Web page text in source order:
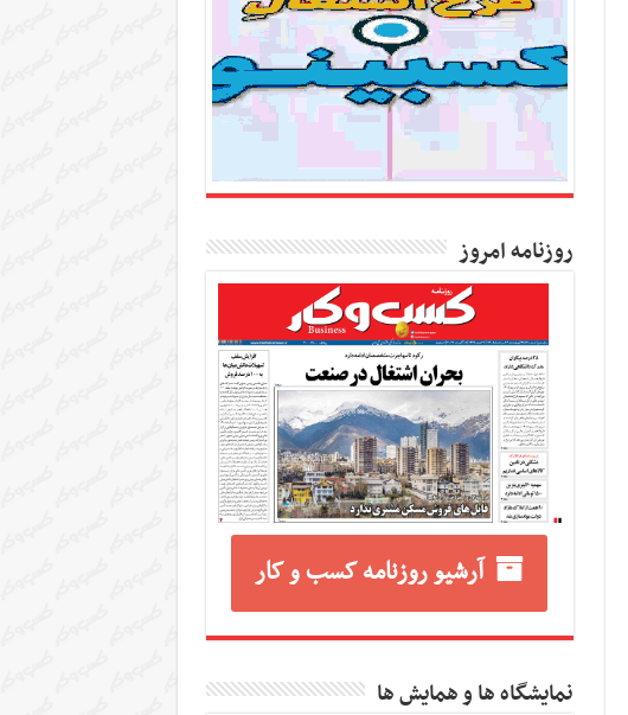
روزنامه امروز
آرشیو روزنامه کسب و کار
نمایشگاه ها و همایش ها